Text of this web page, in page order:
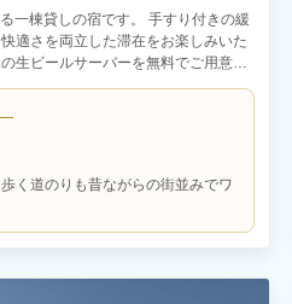
一棟貸しの宿です。 手すり付きの緩
適さを両立した滞在をお楽しみいた
生ビールサーバーを無料でご用意。
ながら、焚き火の音と森の香りに包
と65インチテレビ、Wi-Fiを完備。
です。 シングルベッド4台と追加マ
スでき、散歩や磯遊びもおすすめ。
しみたい方にもぴったりです。
く道のりも昔ながらの街並みでワ